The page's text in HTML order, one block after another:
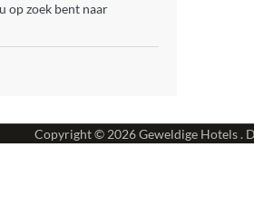
op zoek bent naar
Copyright © 2026Geweldige Hotels.